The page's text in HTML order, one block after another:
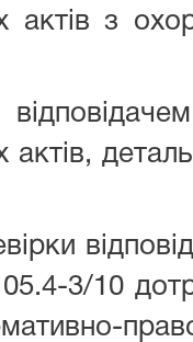
актів з
актів,
3/10